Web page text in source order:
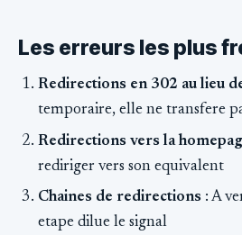
Les erreurs les plus
Redirections en 302 au lieu
temporaire, elle ne transfere
Redirections vers la
rediriger vers son equivalent
Chaines de redirections : A
etape dilue le signal